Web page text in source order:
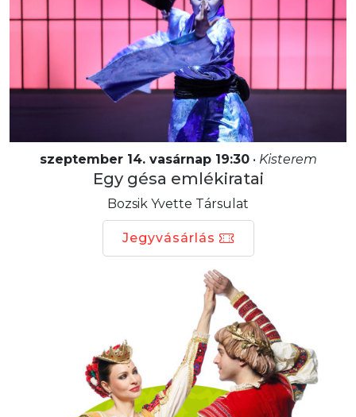
szeptember 14. vasárnap 19:30• Kisterem
Egy gésa emlékiratai
Bozsik Yvette Társulat
Jegyvásárlás